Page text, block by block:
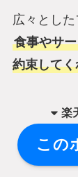
広々とした
食事やサ
約束してく
楽
この